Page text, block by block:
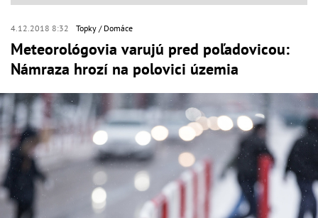
4.12.2018 8:32 Topky Domáce
Meteorológovia varujú pred poľadovicou:
Námraza hrozí na polovici územia